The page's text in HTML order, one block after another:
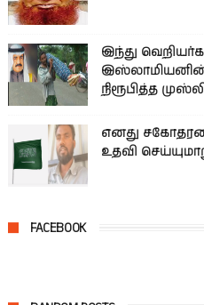
இந்து
இஸ்லாமியனின்
நிரூபித்த
எனது
உதவி
FACEBOOK